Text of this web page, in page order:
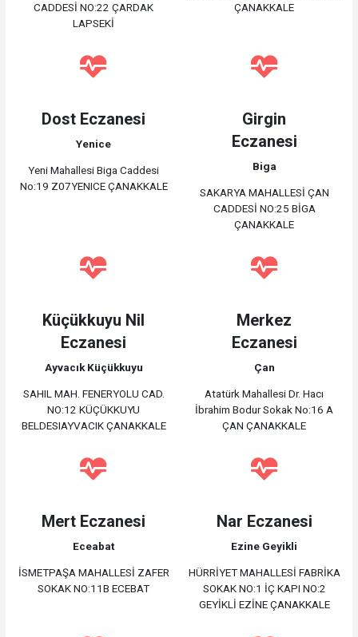
CADDESİ NO:22 ÇARDAK
LAPSEKİ
ÇANAKKALE
Dost Eczanesi
Yenice
Yeni Mahallesi Biga Caddesi
No:19 Z07YENICE ÇANAKKALE
Girgin
Eczanesi
Biga
SAKARYA MAHALLESİ ÇAN
CADDESİ NO:25 BİGA
ÇANAKKALE
Küçükkuyu Nil
Eczanesi
Ayvacık Küçükkuyu
SAHIL MAH. FENERYOLU CAD.
NO:12 KÜÇÜKKUYU
BELDESIAYVACIK ÇANAKKALE
Merkez
Eczanesi
Çan
Atatürk Mahallesi Dr. Hacı
İbrahim Bodur Sokak No:16 A
ÇAN ÇANAKKALE
Mert Eczanesi
Eceabat
İSMETPAŞA MAHALLESİ ZAFER
SOKAK NO:11B ECEBAT
Nar Eczanesi
Ezine Geyikli
HÜRRİYET MAHALLESİ FABRİKA
SOKAK NO:1 İÇ KAPI NO:2
GEYİKLİ EZİNE ÇANAKKALE